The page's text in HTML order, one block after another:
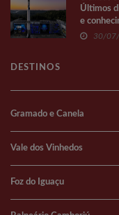
Últimos
e
30/
DESTINOS
Gramado e Canela
Vale dos Vinhedos
Foz do Iguaçu